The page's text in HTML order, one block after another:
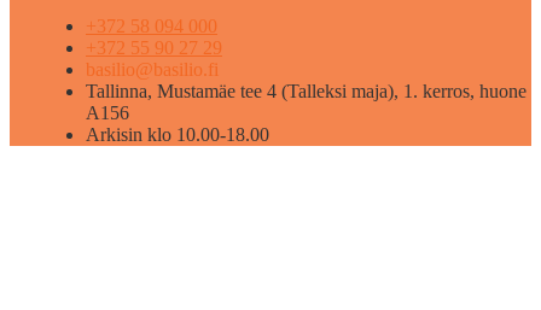
+372 58 094 000
+372 55 90 27 29
basilio@basilio.fi
Tallinna, Mustamäe tee 4 (Talleksi maja), 1. kerros, huone
A156
Arkisin klo 10.00-18.00